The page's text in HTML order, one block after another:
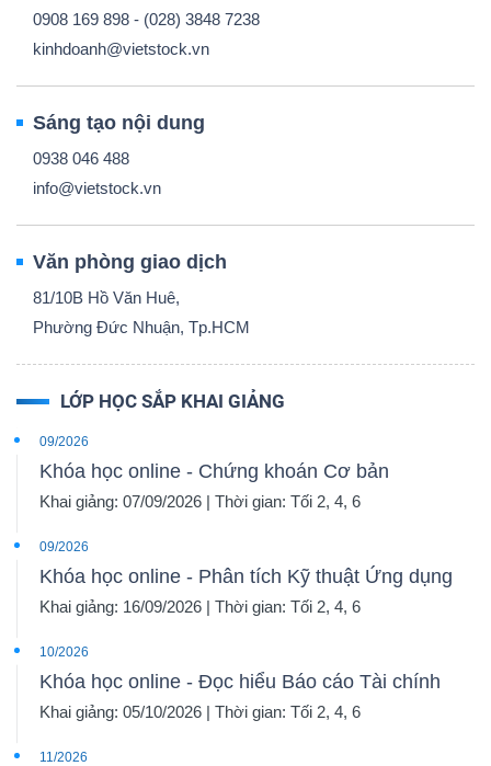
0908 169 898 - (028) 3848 7238
kinhdoanh@vietstock.vn
Sáng tạo nội dung
0938 046 488
info@vietstock.vn
Văn phòng giao dịch
81/10B Hồ Văn Huê,
Phường Đức Nhuận, Tp.HCM
LỚP HỌC SẮP KHAI GIẢNG
09/2026
Khóa học online - Chứng khoán Cơ bản
Khai giảng: 07/09/2026 | Thời gian: Tối 2, 4, 6
09/2026
Khóa học online - Phân tích Kỹ thuật Ứng dụng
Khai giảng: 16/09/2026 | Thời gian: Tối 2, 4, 6
10/2026
Khóa học online - Đọc hiểu Báo cáo Tài chính
Khai giảng: 05/10/2026 | Thời gian: Tối 2, 4, 6
11/2026